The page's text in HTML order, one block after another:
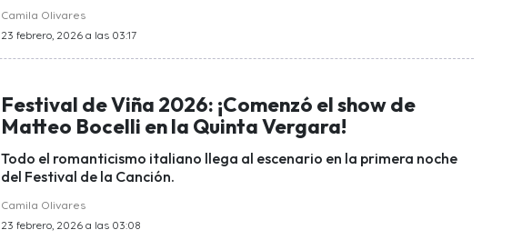
Camila Olivares
23 febrero, 2026 a las 03:17
Festival de Viña 2026: ¡Comenzó el show de
Matteo Bocelli en la Quinta Vergara!
Todo el romanticismo italiano llega al escenario en la primera noche
del Festival de la Canción.
Camila Olivares
23 febrero, 2026 a las 03:08